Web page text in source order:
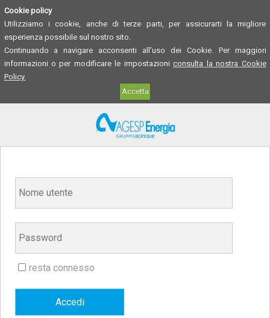
Cookie policy
Utilizziamo i cookie, anche di terze parti, per assicurarti la migliore
esperienza possibile sul nostro sito.
Continuando a navigare acconsenti all'uso dei Cookie. Per maggiori
informazioni o per modificare le impostazioniconsulta la nostra Cookie
Policy.
Accetta
resta connesso